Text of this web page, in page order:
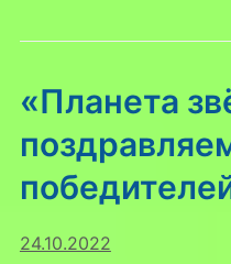
«Планета
24.10.2022